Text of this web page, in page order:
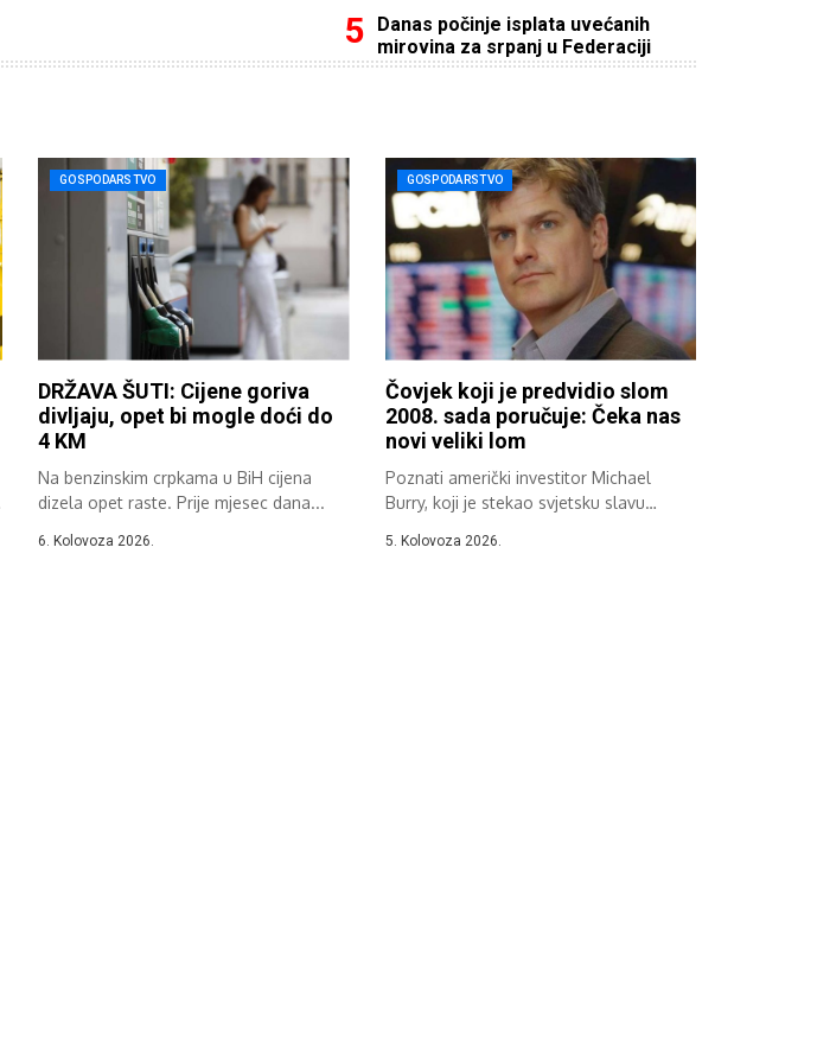
Danas počinje isplata uvećanih
mirovina za srpanj u Federaciji
GOSPODARSTVO
DRŽAVA ŠUTI: Cijene goriva
divljaju, opet bi mogle doći do
4 KM
Na benzinskim crpkama u BiH cijena
dizela opet raste. Prije mjesec dana...
6. Kolovoza 2026.
GOSPODARSTVO
Čovjek koji je predvidio slom
2008. sada poručuje: Čeka nas
novi veliki lom
Poznati američki investitor Michael
Burry, koji je stekao svjetsku slavu
5. Kolovoza 2026.